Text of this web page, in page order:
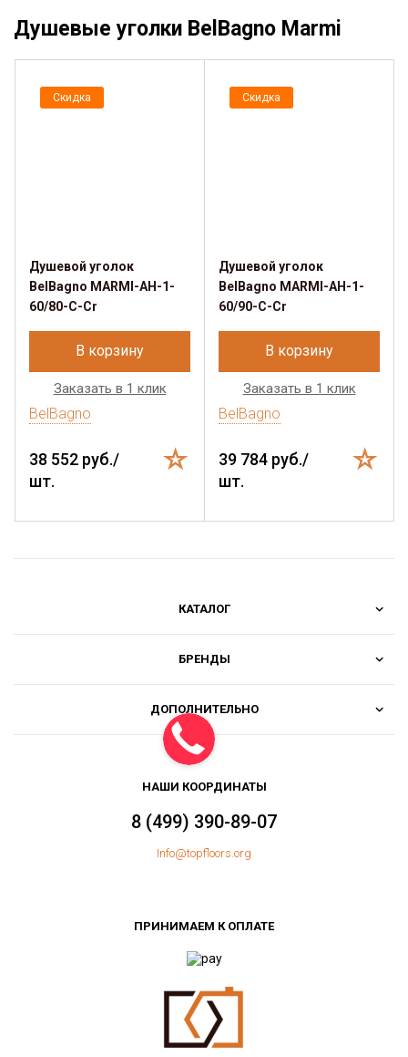
Душевые уголки BelBagno Marmi
Скидка
Душевой уголок
BelBagno MARMI-AH-1-
60/80-C-Cr
В корзину
Заказать в 1 клик
BelBagno
38 552 руб./
шт.
Скидка
Душевой уголок
BelBagno MARMI-AH-1-
60/90-C-Cr
В корзину
Заказать в 1 клик
BelBagno
39 784 руб./
шт.
КАТАЛОГ
БРЕНДЫ
ДОПОЛНИТЕЛЬНО
НАШИ КООРДИНАТЫ
8 (499) 390-89-07
Info@topfloors.org
ПРИНИМАЕМ К ОПЛАТЕ